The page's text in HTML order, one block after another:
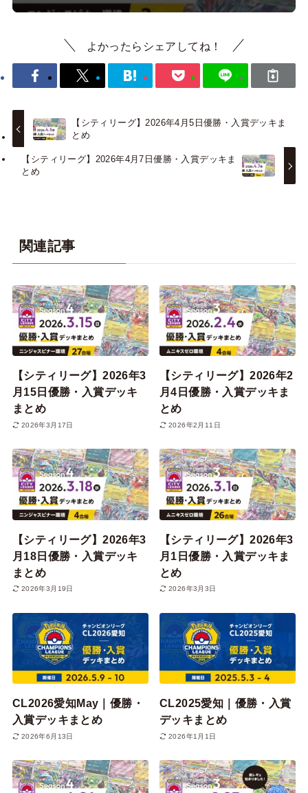
よかったらシェアしてね！
【シティリーグ】2026年4月5日優勝・入賞デッキま
とめ
【シティリーグ】2026年4月7日優勝・入賞デッキま
とめ
関連記事
【シティリーグ】2026年3
月15日優勝・入賞デッキ
まとめ
2026年3月17日
【シティリーグ】2026年2
月4日優勝・入賞デッキま
とめ
2026年2月11日
【シティリーグ】2026年3
月18日優勝・入賞デッキ
まとめ
2026年3月19日
【シティリーグ】2026年3
月1日優勝・入賞デッキま
とめ
2026年3月3日
CL2026愛知May｜優勝・
入賞デッキまとめ
2026年6月13日
CL2025愛知｜優勝・入賞
デッキまとめ
2026年1月1日